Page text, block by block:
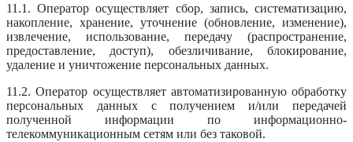
11.1. Оператор осуществляет сбор, запись, систематизацию,
накопление, хранение, уточнение (обновление, изменение),
извлечение, использование, передачу (распространение,
предоставление, доступ), обезличивание, блокирование,
удаление и уничтожение персональных данных.
11.2. Оператор осуществляет автоматизированную обработку
персональных данных с получением и/или передачей
полученной информации по информационно-
телекоммуникационным сетям или без таковой.